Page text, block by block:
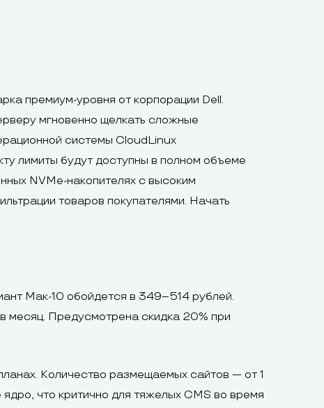
премиум-уровня от корпорации Dell.
мгновенно щелкать сложные
системы CloudLinux
лимиты будут доступны в полном объеме
NVMe-накопителях с высоким
товаров покупателями. Начать
Мак-10 обойдется в 349–514 рублей.
месяц. Предусмотрена скидка 20% при
Количество размещаемых сайтов — от 1
что критично для тяжелых CMS во время